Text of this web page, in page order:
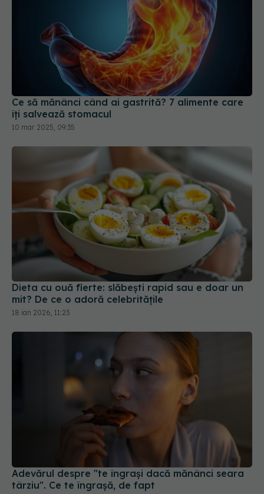
Ce să mănânci când ai gastrită? 7 alimente care
îți salvează stomacul
10 mar 2025, 09:35
Dieta cu ouă fierte: slăbești rapid sau e doar un
mit? De ce o adoră celebritățile
18 ian 2026, 11:23
Adevărul despre "te îngrași dacă mănânci seara
târziu". Ce te îngrașă, de fapt